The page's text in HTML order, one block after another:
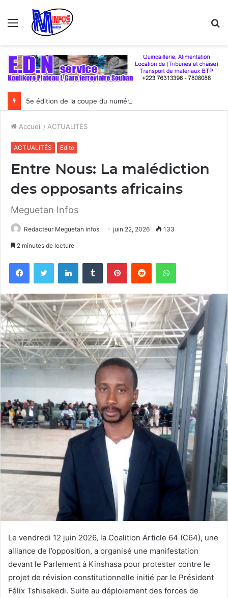
Menu
Accueil / ACTUALITÉS
ACTUALITÉS Edito
Entre Nous: La malédiction
des opposants africains
Meguetan Infos
Redacteur Meguetan infos juin 22, 2026 133
2 minutes de lecture
Le vendredi 12 juin 2026, la Coalition Article 64 (C64), une
alliance de l’opposition, a organisé une manifestation
devant le Parlement à Kinshasa pour protester contre le
projet de révision constitutionnelle initié par le Président
Félix Tshisekedi. Suite au déploiement des forces de